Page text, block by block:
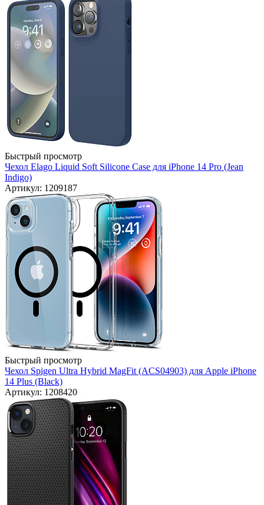
Быстрый просмотр
Чехол Elago Liquid Soft Silicone Case для iPhone 14 Pro (Jean
Indigo)
Артикул: 1209187
Быстрый просмотр
Чехол Spigen Ultra Hybrid MagFit (ACS04903) для Apple iPhone
14 Plus (Black)
Артикул: 1208420